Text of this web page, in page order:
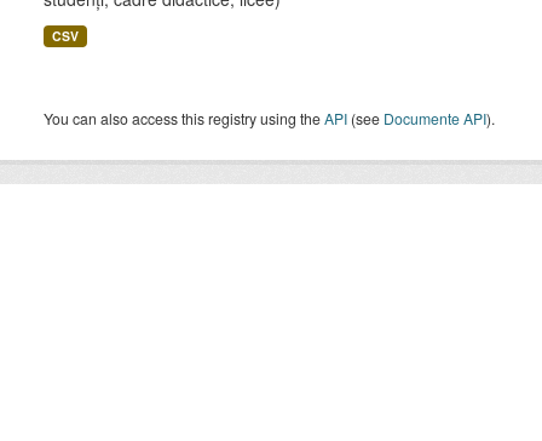
CSV
You can also access this registry using theAPI (see Documente API).